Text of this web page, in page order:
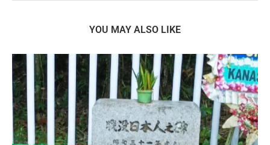
YOU MAY ALSO LIKE